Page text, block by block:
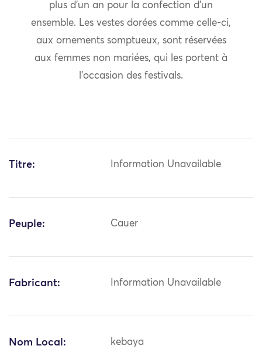
plus d’un an pour la confection d’un
ensemble. Les vestes dorées comme celle-ci,
aux ornements somptueux, sont réservées
aux femmes non mariées, qui les portent à
l’occasion des festivals.
Titre: Information Unavailable
Peuple: Cauer
Fabricant: Information Unavailable
Nom Local: kebaya